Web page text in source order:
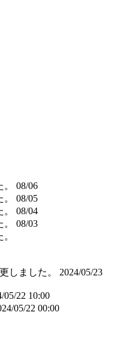
08/06
08/05
08/04
08/03
しました。
2024/05/23
05/22 10:00
05/22 00:00